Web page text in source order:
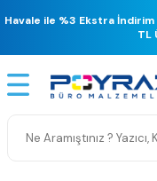
Havale ile %3 Ekstra İndirim
TL